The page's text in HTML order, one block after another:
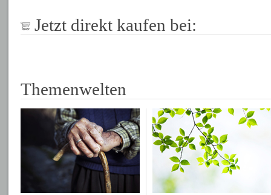
Jetzt direkt kaufen bei:
Themenwelten